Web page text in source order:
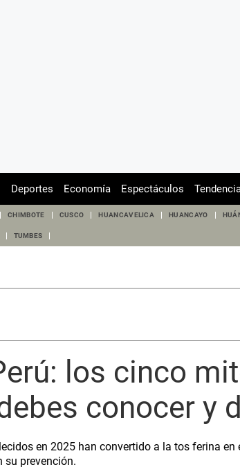
Deportes Economía Espectáculos Tendencia
CHIMBOTE CUSCO HUANCAVELICA HUANCAYO
TUMBES
los cinco
conocer y
en 2025 han convertido a la tos ferina en
su prevención.